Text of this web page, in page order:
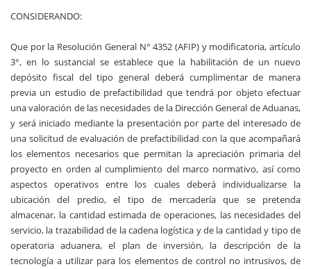
CONSIDERANDO:
Que por la Resolución General N° 4352 (AFIP) y modificatoria, artículo
3°, en lo sustancial se establece que la habilitación de un nuevo
depósito fiscal del tipo general deberá cumplimentar de manera
previa un estudio de prefactibilidad que tendrá por objeto efectuar
una valoración de las necesidades de la Dirección General de Aduanas,
y será iniciado mediante la presentación por parte del interesado de
una solicitud de evaluación de prefactibilidad con la que acompañará
los elementos necesarios que permitan la apreciación primaria del
proyecto en orden al cumplimiento del marco normativo, así como
aspectos operativos entre los cuales deberá individualizarse la
ubicación del predio, el tipo de mercadería que se pretenda
almacenar, la cantidad estimada de operaciones, las necesidades del
servicio, la trazabilidad de la cadena logística y de la cantidad y tipo de
operatoria aduanera, el plan de inversión, la descripción de la
tecnología a utilizar para los elementos de control no intrusivos, de